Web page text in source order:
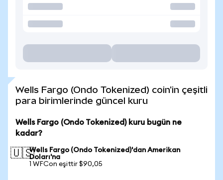
Wells Fargo (Ondo Tokenized) coin'in çeşitli
para birimlerinde güncel kuru
Wells Fargo (Ondo Tokenized) kuru bugün ne
kadar?
🇺🇸Wells Fargo (Ondo Tokenized)'dan Amerikan
Doları'na
1 WFCon eşittir $90,05